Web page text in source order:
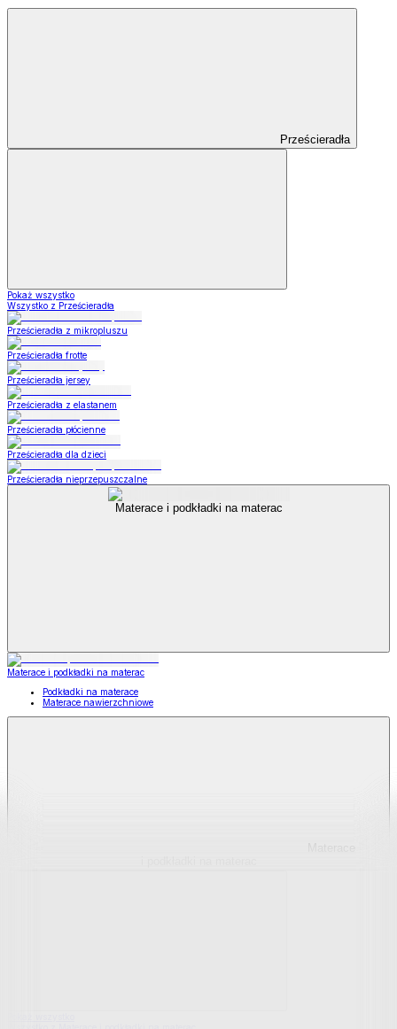
Prześcieradła
Pokaż wszystko
Wszystko z Prześcieradła
Prześcieradła z mikropluszu
Prześcieradła frotte
Prześcieradła jersey
Prześcieradła z elastanem
Prześcieradła płócienne
Prześcieradła dla dzieci
Prześcieradła nieprzepuszczalne
Materace i podkładki na materac
Materace i podkładki na materac
Podkładki na materace
Materace nawierzchniowe